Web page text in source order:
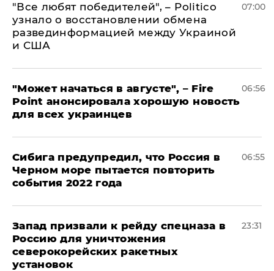
​"Все любят победителей", – Politico
узнало о восстановлении обмена
развединформацией между Украиной
и США
07:00
"Может начаться в августе", – Fire
Point анонсировала хорошую новость
для всех украинцев
06:56
Сибига предупредил, что Россия в
Черном море пытается повторить
события 2022 года
06:55
Запад призвали к рейду спецназа в
Россию для уничтожения
северокорейских ракетных
установок
23:31